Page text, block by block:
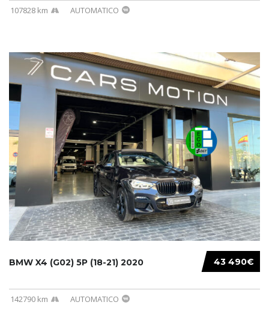
107828 km AUTOMATICO
43 490€
BMW X4 (G02) 5P (18-21) 2020
142790 km AUTOMATICO